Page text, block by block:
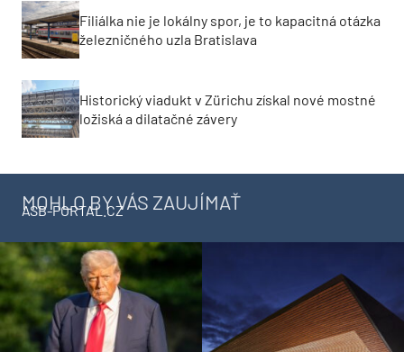
Filiálka nie je lokálny spor, je to kapacitná otázka
železničného uzla Bratislava
Historický viadukt v Zürichu získal nové mostné
ložiská a dilatačné závery
MOHLO BY VÁS ZAUJÍMAŤ
ASB-PORTAL.CZ